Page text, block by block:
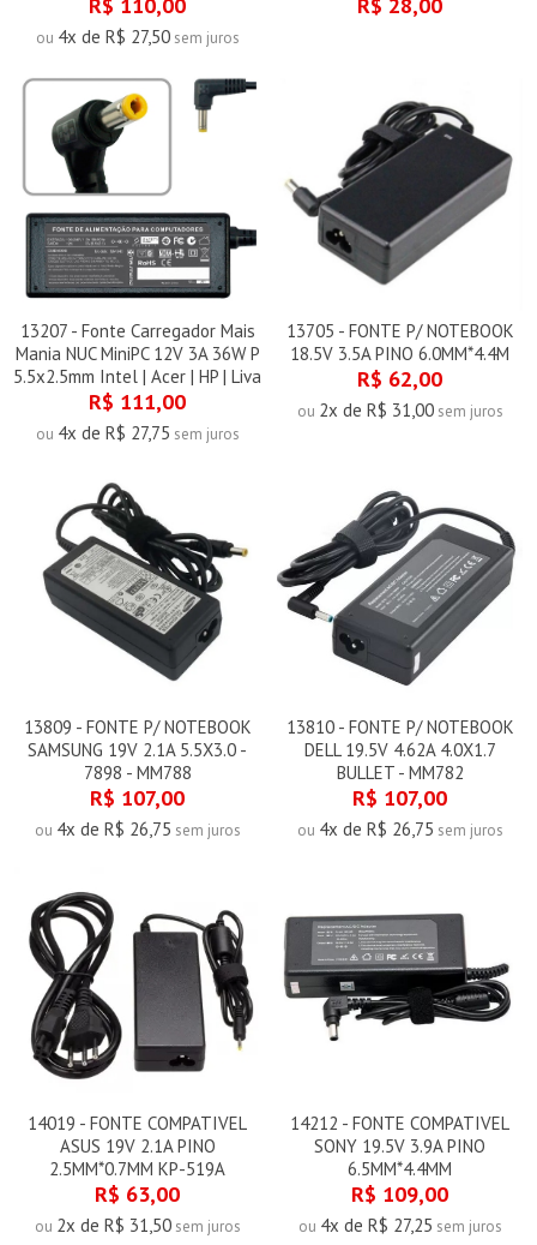
ou 4x de R$ 27,50sem juros
13207 - Fonte Carregador Mais
Mania NUC MiniPC 12V 3A 36W P
5.5x2.5mm Intel | Acer | HP | Liva
R$ 111,00
ou 4x de R$ 27,75 sem juros
13705 - FONTE P/ NOTEBOOK
18.5V 3.5A PINO 6.0MM*4.4M
R$ 62,00
ou 2x de R$ 31,00sem juros
13809 - FONTE P/ NOTEBOOK
SAMSUNG 19V 2.1A 5.5X3.0 -
7898 - MM788
R$ 107,00
ou 4x de R$ 26,75 sem juros
13810 - FONTE P/ NOTEBOOK
DELL 19.5V 4.62A 4.0X1.7
BULLET - MM782
R$ 107,00
ou 4x de R$ 26,75 sem juros
14019 - FONTE COMPATIVEL
ASUS 19V 2.1A PINO
2.5MM*0.7MM KP-519A
R$ 63,00
ou 2x de R$ 31,50sem juros
14212 - FONTE COMPATIVEL
SONY 19.5V 3.9A PINO
6.5MM*4.4MM
R$ 109,00
ou 4x de R$ 27,25 sem juros